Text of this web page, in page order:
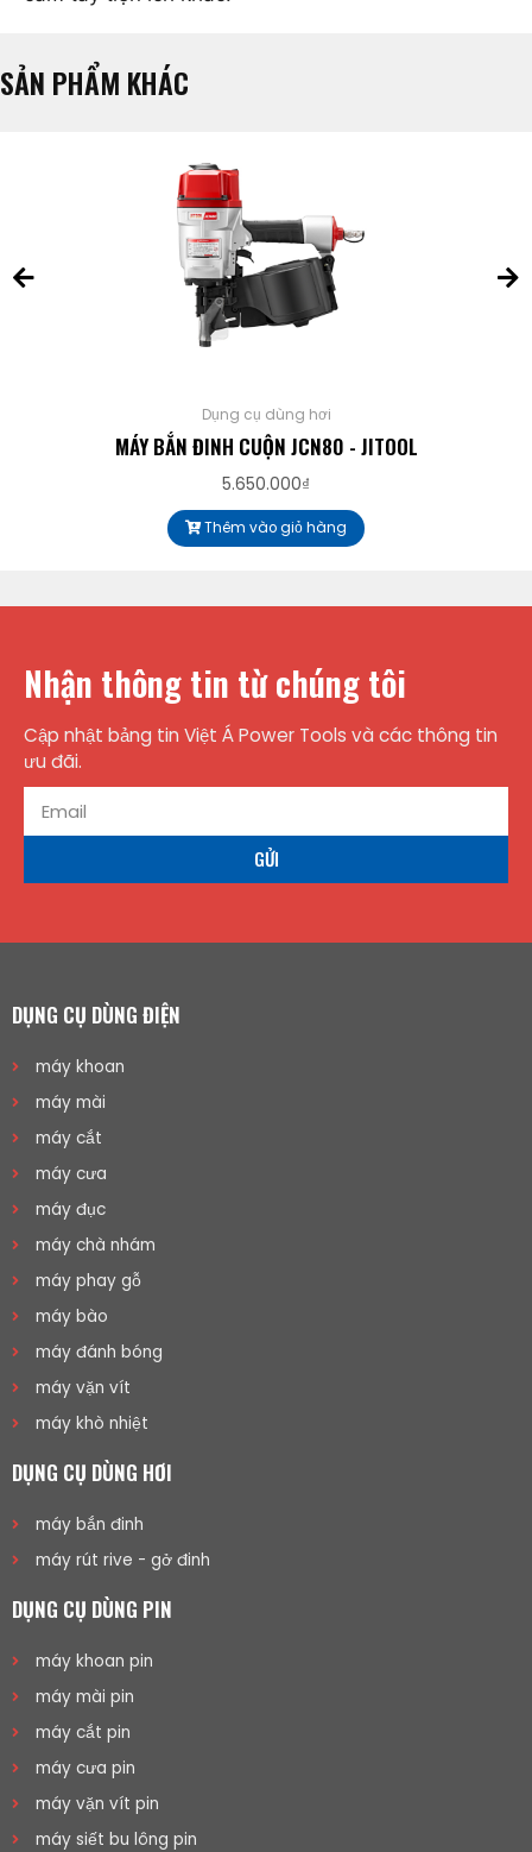
SẢN PHẨM KHÁC
Dụng cụ dùng hơi
MÁY BẮN ĐINH CUỘN JCN80 - JITOOL
5.650.000₫
Thêm vào giỏ hàng
Nhận thông tin từ chúng tôi
Cập nhật bảng tin Việt Á Power Tools và các thông tin
ưu đãi.
GỬI
DỤNG CỤ DÙNG ĐIỆN
máy khoan
máy mài
máy cắt
máy cưa
máy đục
máy chà nhám
máy phay gỗ
máy bào
máy đánh bóng
máy vặn vít
máy khò nhiệt
DỤNG CỤ DÙNG HƠI
máy bắn đinh
máy rút rive - gở đinh
DỤNG CỤ DÙNG PIN
máy khoan pin
máy mài pin
máy cắt pin
máy cưa pin
máy vặn vít pin
máy siết bu lông pin